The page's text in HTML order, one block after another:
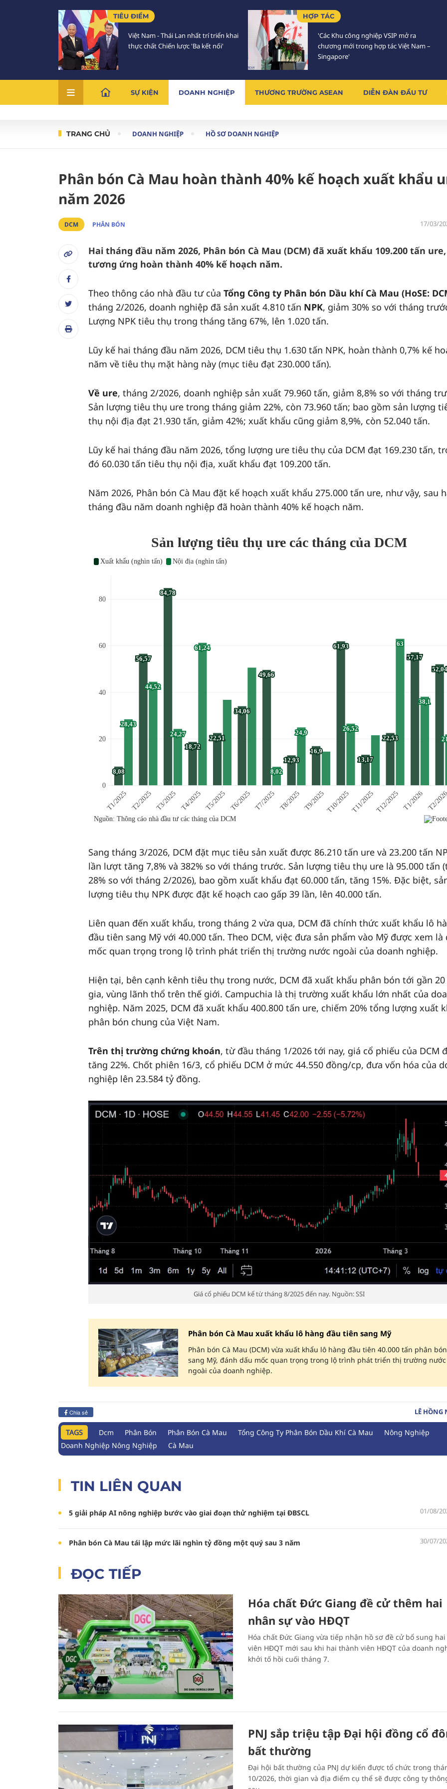
TIÊU ĐIỂM
Việt Nam - Thái Lan nhất trí triển khai
thực chất Chiến lược 'Ba kết nối'
HỢP TÁC
'Các Khu công nghiệp VSIP mở ra
chương mới trong hợp tác Việt Nam –
Singapore'
SỰ KIỆN DOANH NGHIỆP THƯƠNG TRƯỜNG ASEAN DIỄN ĐÀN ĐẦU TƯ
TRANG CHỦ DOANH NGHIỆP HỒ SƠ DOANH NGHIỆP
Phân bón Cà Mau hoàn thành 40% kế hoạch xuất khẩu
năm 2026
DCM PHÂN BÓN 17/03/
Hai tháng đầu năm 2026, Phân bón Cà Mau (DCM) đã xuất khẩu 109.200 tấn ure,
tương ứng hoàn thành 40% kế hoạch năm.
Theo thông cáo nhà đầu tư của Tổng Công ty Phân bón Dầu khí Cà Mau (HoSE:
tháng 2/2026, doanh nghiệp đã sản xuất 4.810 tấn NPK, giảm 30% so với tháng
Lượng NPK tiêu thụ trong tháng tăng 67%, lên 1.020 tấn.
Lũy kế hai tháng đầu năm 2026, DCM tiêu thụ 1.630 tấn NPK, hoàn thành 0,7% kế
năm về tiêu thụ mặt hàng này (mục tiêu đạt 230.000 tấn).
Về ure, tháng 2/2026, doanh nghiệp sản xuất 79.960 tấn, giảm 8,8% so với tháng
Sản lượng tiêu thụ ure trong tháng giảm 22%, còn 73.960 tấn; bao gồm sản lượng
thụ nội địa đạt 21.930 tấn, giảm 42%; xuất khẩu cũng giảm 8,9%, còn 52.040 tấn.
Lũy kế hai tháng đầu năm 2026, tổng lượng ure tiêu thụ của DCM đạt 169.230 tấn,
đó 60.030 tấn tiêu thụ nội địa, xuất khẩu đạt 109.200 tấn.
Năm 2026, Phân bón Cà Mau đặt kế hoạch xuất khẩu 275.000 tấn ure, như vậy, sau
tháng đầu năm doanh nghiệp đã hoàn thành 40% kế hoạch năm.
Sang tháng 3/2026, DCM đặt mục tiêu sản xuất được 86.210 tấn ure và 23.200 tấn
lần lượt tăng 7,8% và 382% so với tháng trước. Sản lượng tiêu thụ ure là 95.000 tấn
28% so với tháng 2/2026), bao gồm xuất khẩu đạt 60.000 tấn, tăng 15%. Đặc biệt,
lượng tiêu thụ NPK được đặt kế hoạch cao gấp 39 lần, lên 40.000 tấn.
Liên quan đến xuất khẩu, trong tháng 2 vừa qua, DCM đã chính thức xuất khẩu lô
đầu tiên sang Mỹ với 40.000 tấn. Theo DCM, việc đưa sản phẩm vào Mỹ được xem là
mốc quan trọng trong lộ trình phát triển thị trường nước ngoài của doanh nghiệp.
Hiện tại, bên cạnh kênh tiêu thụ trong nước, DCM đã xuất khẩu phân bón tới gần 20
gia, vùng lãnh thổ trên thế giới. Campuchia là thị trường xuất khẩu lớn nhất của
nghiệp. Năm 2025, DCM đã xuất khẩu 400.800 tấn ure, chiếm 20% tổng lượng xuất
phân bón chung của Việt Nam.
Trên thị trường chứng khoán, từ đầu tháng 1/2026 tới nay, giá cổ phiếu của DCM
tăng 22%. Chốt phiên 16/3, cổ phiếu DCM ở mức 44.550 đồng/cp, đưa vốn hóa của
nghiệp lên 23.584 tỷ đồng.
Giá cổ phiếu DCM kể từ tháng 8/2025 đến nay. Nguồn: SSI
Phân bón Cà Mau xuất khẩu lô hàng đầu tiên sang Mỹ
Phân bón Cà Mau (DCM) vừa xuất khẩu lô hàng đầu tiên 40.000 tấn phân bón
sang Mỹ, đánh dấu mốc quan trọng trong lộ trình phát triển thị trường nước
ngoài của doanh nghiệp.
Chia sẻ LÊ HỒNG
TAGS Dcm Phân Bón Phân Bón Cà Mau Tổng Công Ty Phân Bón Dầu Khí Cà Mau
Nông Nghiệp
Doanh Nghiệp Nông Nghiệp
Cà Mau
TIN LIÊN QUAN
5 giải pháp AI nông nghiệp bước vào giai đoạn thử nghiệm tại ĐBSCL 01/08/
Phân bón Cà Mau tái lập mức lãi nghìn tỷ đồng một quý sau 3 năm 30/07/
ĐỌC TIẾP
Hóa chất Đức Giang đề cử thêm hai
nhân sự vào HĐQT
Hóa chất Đức Giang vừa tiếp nhận hồ sơ đề cử bổ sung
viên HĐQT mới sau khi hai thành viên HĐQT của doanh
khởi tố hồi cuối tháng 7.
PNJ sắp triệu tập Đại hội đồng cổ
bất thường
Đại hội bất thường của PNJ dự kiến được tổ chức trong
10/2026, thời gian và địa điểm cụ thể sẽ được công ty